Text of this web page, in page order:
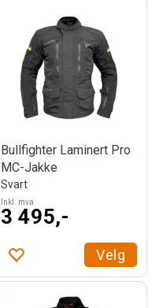
Bullfighter Laminert Pro
MC-Jakke
Svart
Inkl. mva
3 495,-
Velg